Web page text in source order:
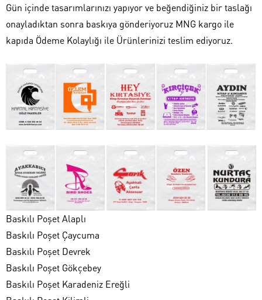
Gün içinde tasarımlarınızı yapıyor ve beğendiğiniz bir taslağı
onayladıktan sonra baskıya gönderiyoruz MNG kargo ile
kapıda Ödeme Kolaylığı ile Ürünlerinizi teslim ediyoruz.
Baskılı Poşet Alaplı
Baskılı Poşet Çaycuma
Baskılı Poşet Devrek
Baskılı Poşet Gökçebey
Baskılı Poşet Karadeniz Ereğli